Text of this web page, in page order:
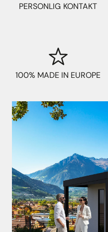
PERSONLIG KONTAKT
100% MADE IN EUROPE